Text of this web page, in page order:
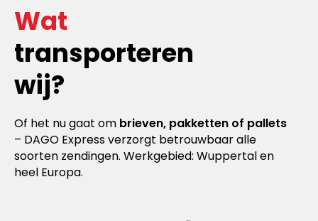
Wat
transporteren
wij?
Of het nu gaat om brieven, pakketten of pallets
– DAGO Express verzorgt betrouwbaar alle
soorten zendingen. Werkgebied: Wuppertal en
heel Europa.